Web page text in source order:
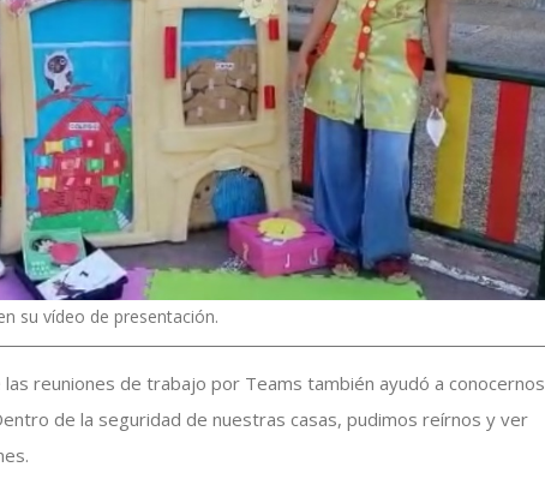
su vídeo de presentación.
reuniones de trabajo por Teams también ayudó a conocernos
de la seguridad de nuestras casas, pudimos reírnos y ver